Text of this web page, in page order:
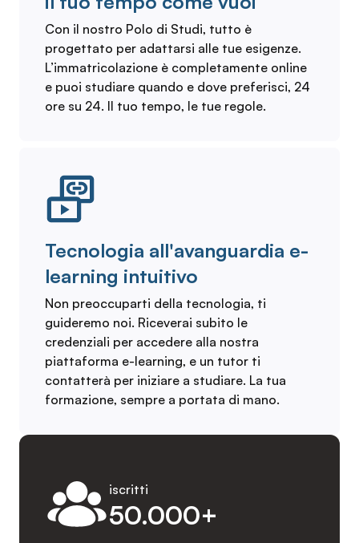
Con il nostro Polo di Studi, tutto è
progettato per adattarsi alle tue esigenze.
L’immatricolazione è completamente online
e puoi studiare quando e dove preferisci, 24
ore su 24. Il tuo tempo, le tue regole.
Tecnologia all'avanguardia e-
learning intuitivo
Non preoccuparti della tecnologia, ti
guideremo noi. Riceverai subito le
credenziali per accedere alla nostra
piattaforma e-learning, e un tutor ti
contatterà per iniziare a studiare. La tua
formazione, sempre a portata di mano.
50.000+
iscritti